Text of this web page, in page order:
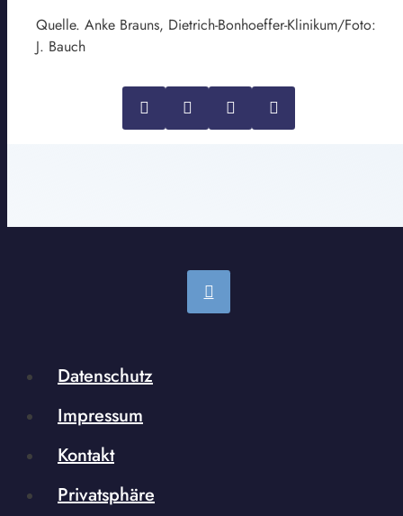
Quelle. Anke Brauns, Dietrich-Bonhoeffer-Klinikum/Foto:
J. Bauch
Datenschutz
Impressum
Kontakt
Privatsphäre